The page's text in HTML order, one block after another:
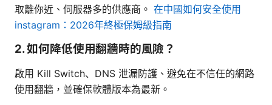
取離你近、伺服器多的供應商。 在中國如何安全使用
instagram：2026年終極保姆級指南
2. 如何降低使用翻牆時的風險？
啟用 Kill Switch、DNS 泄漏防護、避免在不信任的網路
使用翻牆，並確保軟體版本為最新。